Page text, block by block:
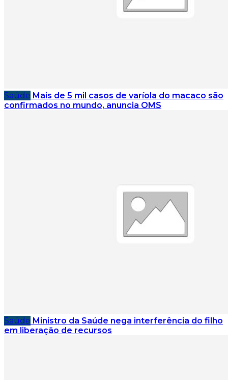
Saúde Mais de 5 mil casos de varíola do macaco são
confirmados no mundo, anuncia OMS
Saúde Ministro da Saúde nega interferência do filho
em liberação de recursos